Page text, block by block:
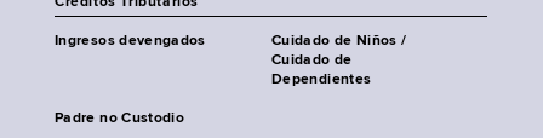
Ingresos devengados
Cuidado de Niños /
Cuidado de
Dependientes
Padre no Custodio